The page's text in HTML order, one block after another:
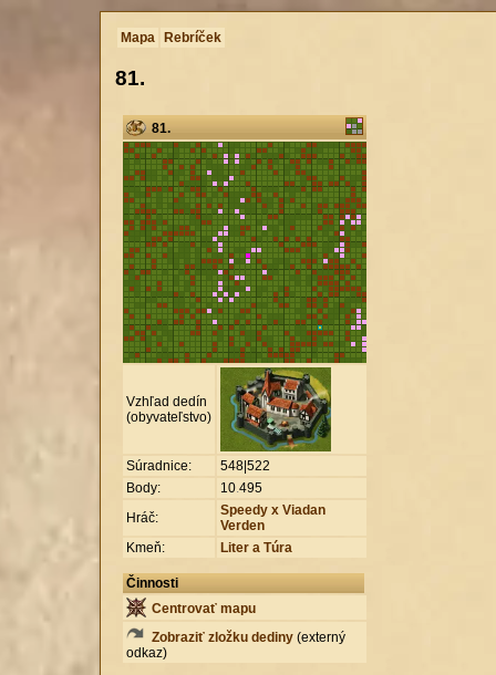
Mapa Rebríček
81.
81.
Vzhľad dedín
(obyvateľstvo)
Súradnice:
548|522
Body:
10.495
Hráč:
Speedy x Viadan
Verden
Kmeň:
Liter a Túra
Činnosti
Centrovať mapu
Zobraziť zložku dediny (externý
odkaz)